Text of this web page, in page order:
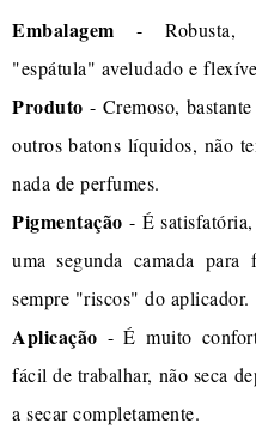
Embalagem- Robusta,
"espátula" aveludado e
Produto - Cremoso,
outros batons líquidos, não
nada de perfumes.
Pigmentação - É
uma segunda camada
sempre "riscos" do aplicador.
Aplicação - É muito
fácil de trabalhar, não seca
a secar completamente.